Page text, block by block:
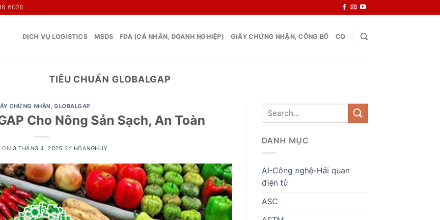
6020
DỊCH VỤ LOGISTICS MSDS FDA (CÁ NHÂN, DOANH NGHIỆP) GIẤY CHỨNG NHẬN, CÔNG BỐ CQ
TIÊU CHUẨN GLOBALGAP
CHỨNG NHẬN, GLOBALGAP
Cho Nông Sản Sạch, An Toàn
ON 3 THÁNG 4, 2025 BY HOANGHUY
DANH MỤC
AI-Công nghệ-Hải quan
điện tử
ASC